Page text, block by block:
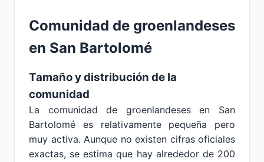
Comunidad de groenlandeses
en San Bartolomé
Tamaño y distribución de la
comunidad
La comunidad de groenlandeses en San
Bartolomé es relativamente pequeña pero
muy activa. Aunque no existen cifras oficiales
exactas, se estima que hay alrededor de 200